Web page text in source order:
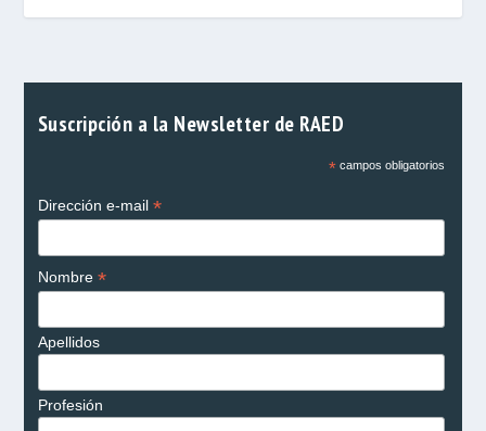
Suscripción a la Newsletter de RAED
*campos obligatorios
Dirección e-mail *
Nombre *
Apellidos
Profesión